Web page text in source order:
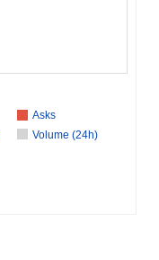
Asks
Volume (24h)